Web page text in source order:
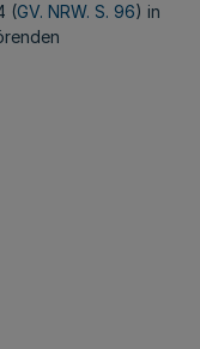
(GV. NRW. S. 96) in